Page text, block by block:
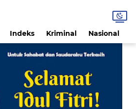
Indeks Kriminal Nasional